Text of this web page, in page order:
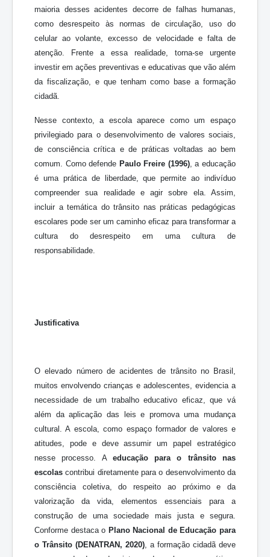
maioria desses acidentes decorre de falhas humanas,
como desrespeito às normas de circulação, uso do
celular ao volante, excesso de velocidade e falta de
atenção. Frente a essa realidade, torna-se urgente
investir em ações preventivas e educativas que vão além
da fiscalização, e que tenham como base a formação
cidadã.
Nesse contexto, a escola aparece como um espaço
privilegiado para o desenvolvimento de valores sociais,
de consciência crítica e de práticas voltadas ao bem
comum. Como defende Paulo Freire (1996), a educação
é uma prática de liberdade, que permite ao indivíduo
compreender sua realidade e agir sobre ela. Assim,
incluir a temática do trânsito nas práticas pedagógicas
escolares pode ser um caminho eficaz para transformar a
cultura do desrespeito em uma cultura de
responsabilidade.
Justificativa
O elevado número de acidentes de trânsito no Brasil,
muitos envolvendo crianças e adolescentes, evidencia a
necessidade de um trabalho educativo eficaz, que vá
além da aplicação das leis e promova uma mudança
cultural. A escola, como espaço formador de valores e
atitudes, pode e deve assumir um papel estratégico
nesse processo. A educação para o trânsito nas
escolas contribui diretamente para o desenvolvimento da
consciência coletiva, do respeito ao próximo e da
valorização da vida, elementos essenciais para a
construção de uma sociedade mais justa e segura.
Conforme destaca o Plano Nacional de Educação para
o Trânsito (DENATRAN, 2020) , a formação cidadã deve